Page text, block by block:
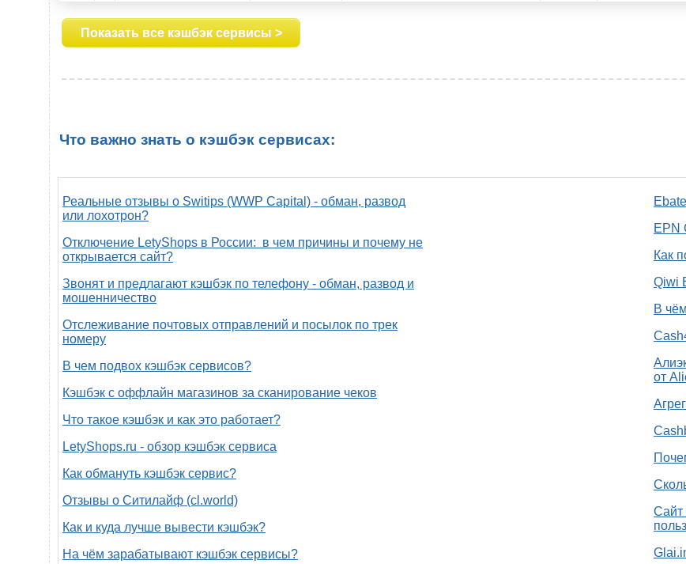
Показать все кэшбэк сервисы >
Что важно знать о кэшбэк сервисах:
Реальные отзывы о Switips (WWP Capital) - обман, развод
или лохотрон?
Отключение LetyShops в России: в чем причины и почему не
открывается сайт?
Звонят и предлагают кэшбэк по телефону - обман, развод и
мошенничество
Отслеживание почтовых отправлений и посылок по трек
номеру
В чем подвох кэшбэк сервисов?
Кэшбэк с оффлайн магазинов за сканирование чеков
Что такое кэшбэк и как это работает?
LetyShops.ru - обзор кэшбэк сервиса
Как обмануть кэшбэк сервис?
Отзывы о Ситилайф (cl.world)
Как и куда лучше вывести кэшбэк?
На чём зарабатывают кэшбэк сервисы?
EPN
Как
Qiwi
В
от
Сайт